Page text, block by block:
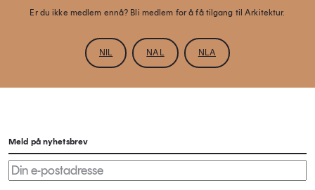
Er du ikke medlem ennå? Bli medlem for å få tilgang til Arkitektur.
NIL NAL NLA
Meld på nyhetsbrev